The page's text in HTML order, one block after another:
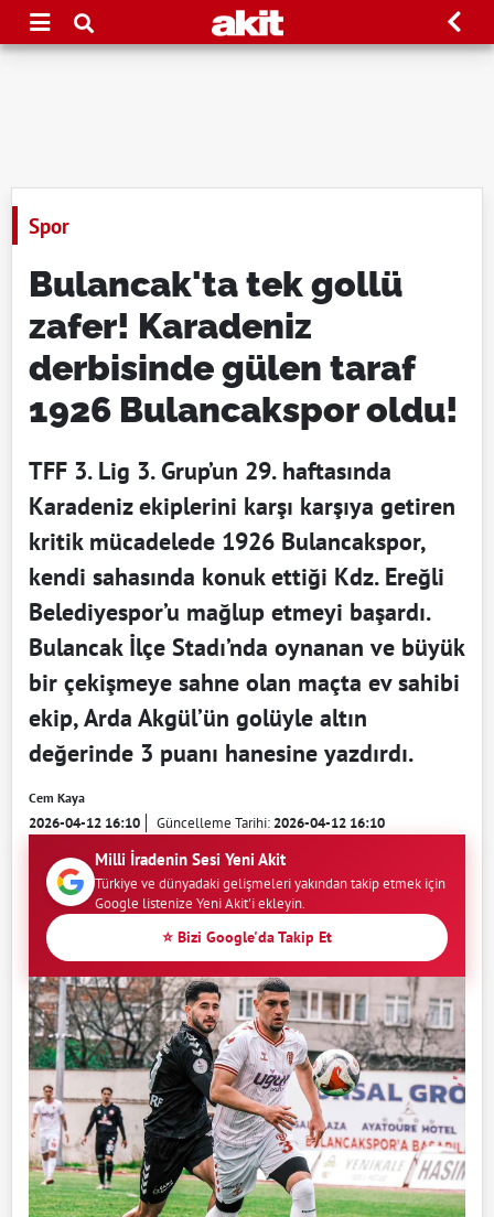
Spor
Bulancak'ta tek gollü
zafer! Karadeniz
derbisinde gülen taraf
1926 Bulancakspor oldu!
TFF 3. Lig 3. Grup’un 29. haftasında
Karadeniz ekiplerini karşı karşıya getiren
kritik mücadelede 1926 Bulancakspor,
kendi sahasında konuk ettiği Kdz. Ereğli
Belediyespor’u mağlup etmeyi başardı.
Bulancak İlçe Stadı’nda oynanan ve büyük
bir çekişmeye sahne olan maçta ev sahibi
ekip, Arda Akgül’ün golüyle altın
değerinde 3 puanı hanesine yazdırdı.
Cem Kaya
2026-04-12 16:10 Güncelleme Tarihi:2026-04-12 16:10
Milli İradenin Sesi Yeni Akit
Türkiye ve dünyadaki gelişmeleri yakından takip etmek için
Google listenize Yeni Akit'i ekleyin.
⭐ Bizi Google'da Takip Et